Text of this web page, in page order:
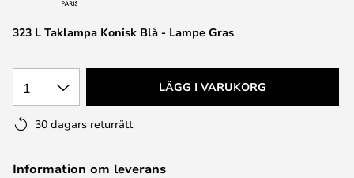
323 L Taklampa Konisk Blå - Lampe Gras
1 LÄGG I VARUKORG
30 dagars returrätt
Information om leverans